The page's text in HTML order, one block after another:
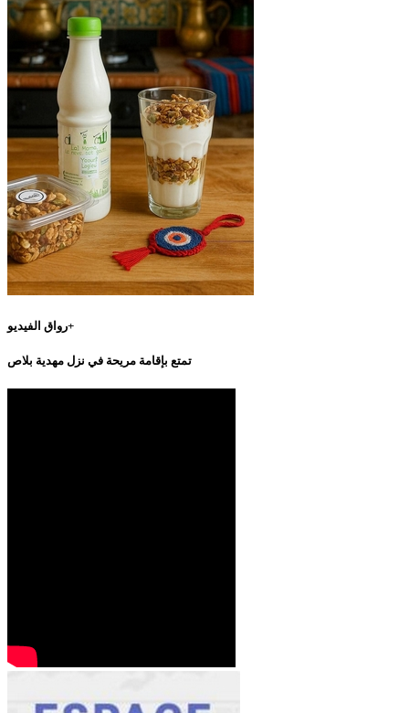
رواق الفيديو+
تمتع بإقامة مريحة في نزل مهدية بلاص